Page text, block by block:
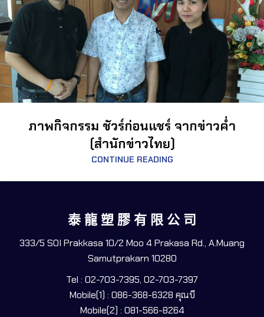
ภาพกิจกรรม ชัวร์ก่อนแชร์ จากข่าวค่ำ
(สำนักข่าวไทย)
CONTINUE READING
泰 龍 塑 膠 有 限 公 司
333/5 SOI Prakkasa 10/2 Moo 4 Prakasa Rd., A.Muang
Samutprakarn 10280
Tel : 02-703-7395, 02-703-7397
Mobile(1) : 086-368-6328 คุณบี
Mobile(2) : 081-566-8264